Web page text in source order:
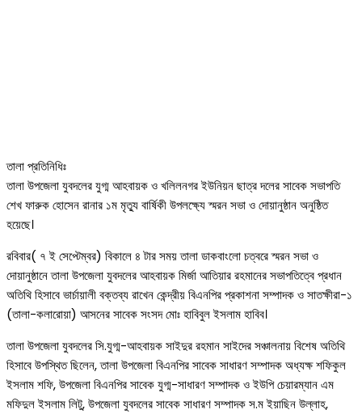
তালা প্রতিনিধিঃ
তালা উপজেলা যুবদলের যুগ্ম আহবায়ক ও খলিলনগর ইউনিয়ন ছাত্র দলের সাবেক সভাপতি
শেখ ফারুক হোসেন রানার ১ম মৃত্যু বার্ষিকী উপলক্ষ্যে স্মরন সভা ও দোয়ানুষ্ঠান অনুষ্ঠিত
হয়েছে।
রবিবার( ৭ ই সেপ্টেম্বর) বিকালে ৪ টার সময় তালা ডাকবাংলো চত্বরে স্মরন সভা ও
দোয়ানুষ্ঠানে তালা উপজেলা যুবদলের আহবায়ক মির্জা আতিয়ার রহমানের সভাপতিত্বে প্রধান
অতিথি হিসাবে ভার্চায়ালী বক্তব্য রাখেন কেন্দ্রীয় বিএনপির প্রকাশনা সম্পাদক ও সাতক্ষীরা-১
(তালা-কলারোয়া) আসনের সাবেক সংসদ মোঃ হাবিবুল ইসলাম হাবিব।
তালা উপজেলা যুবদলের সি.যুগ্ম-আহবায়ক সাইদুর রহমান সাইদের সঞ্চালনায় বিশেষ অতিথি
হিসাবে উপস্থিত ছিলেন, তালা উপজেলা বিএনপির সাবেক সাধারণ সম্পাদক অধ্যক্ষ শফিকুল
ইসলাম শফি, উপজেলা বিএনপির সাবেক যুগ্ম-সাধারণ সম্পাদক ও ইউপি চেয়ারম্যান এম
মফিদুল ইসলাম লিটু, উপজেলা যুবদলের সাবেক সাধারণ সম্পাদক স.ম ইয়াছিন উল্লাহ,